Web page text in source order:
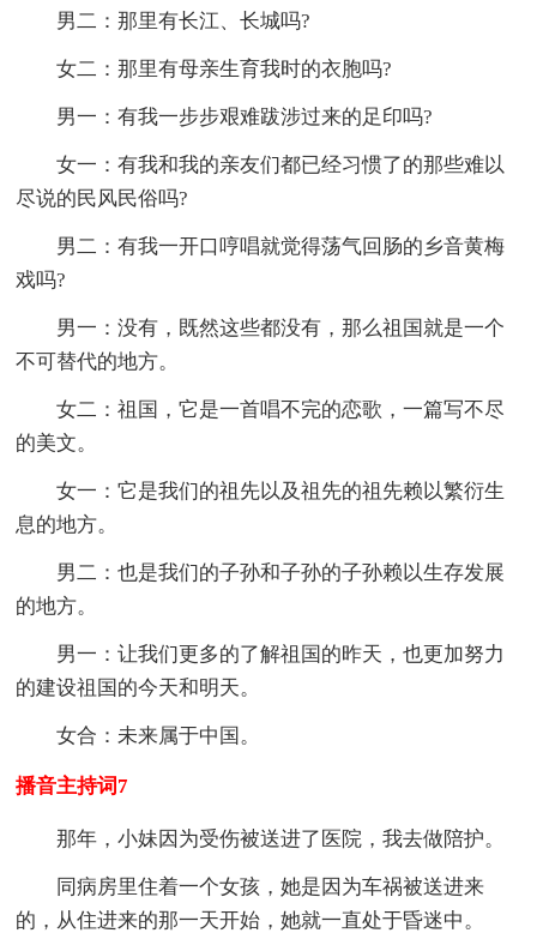
男二：那里有长江、长城吗?
女二：那里有母亲生育我时的衣胞吗?
男一：有我一步步艰难跋涉过来的足印吗?
女一：有我和我的亲友们都已经习惯了的那些难以
尽说的民风民俗吗?
男二：有我一开口哼唱就觉得荡气回肠的乡音黄梅
戏吗?
男一：没有，既然这些都没有，那么祖国就是一个
不可替代的地方。
女二：祖国，它是一首唱不完的恋歌，一篇写不尽
的美文。
女一：它是我们的祖先以及祖先的祖先赖以繁衍生
息的地方。
男二：也是我们的子孙和子孙的子孙赖以生存发展
的地方。
男一：让我们更多的了解祖国的昨天，也更加努力
的建设祖国的今天和明天。
女合：未来属于中国。
播音主持词7
那年，小妹因为受伤被送进了医院，我去做陪护。
同病房里住着一个女孩，她是因为车祸被送进来
的，从住进来的那一天开始，她就一直处于昏迷中。